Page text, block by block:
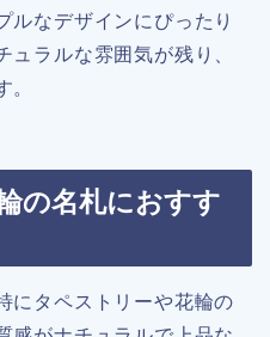
ルなデザインにぴったり
ュラルな雰囲気が残り、
。
の名札におすす
にタペストリーや花輪の